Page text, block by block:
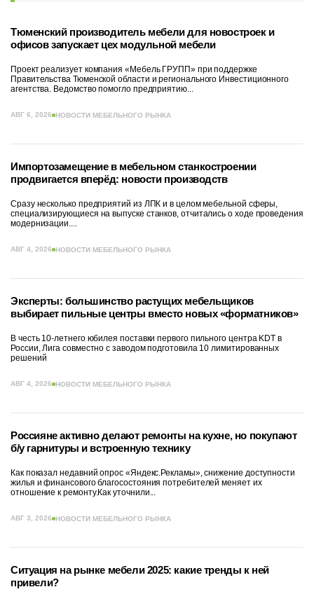
Тюменский производитель мебели для новостроек и
офисов запускает цех модульной мебели
Проект реализует компания «Мебель ГРУПП» при поддержке
Правительства Тюменской области и регионального Инвестиционного
агентства. Ведомство помогло предприятию...
АВГ 6, 2026 НОВОСТИ МЕБЕЛЬНОГО РЫНКА
Импортозамещение в мебельном станкостроении
продвигается вперёд: новости производств
Сразу несколько предприятий из ЛПК и в целом мебельной сферы,
специализирующиеся на выпуске станков, отчитались о ходе проведения
модернизации....
АВГ 4, 2026 НОВОСТИ МЕБЕЛЬНОГО РЫНКА
Эксперты: большинство растущих мебельщиков
выбирает пильные центры вместо новых «форматников»
В честь 10-летнего юбилея поставки первого пильного центра KDT в
России, Лига совместно с заводом подготовила 10 лимитированных
решений
АВГ 4, 2026 НОВОСТИ МЕБЕЛЬНОГО РЫНКА
Россияне активно делают ремонты на кухне, но покупают
б/у гарнитуры и встроенную технику
Как показал недавний опрос «Яндекс.Рекламы», снижение доступности
жилья и финансового благосостояния потребителей меняет их
отношение к ремонту.Как уточнили...
АВГ 3, 2026 НОВОСТИ МЕБЕЛЬНОГО РЫНКА
Ситуация на рынке мебели 2025: какие тренды к ней
привели?